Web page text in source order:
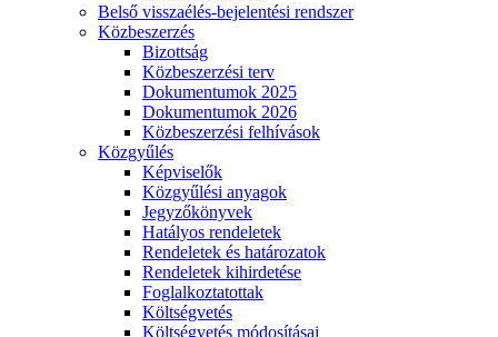
Belső visszaélés-bejelentési rendszer
Közbeszerzés
Bizottság
Közbeszerzési terv
Dokumentumok 2025
Dokumentumok 2026
Közbeszerzési felhívások
Közgyűlés
Képviselők
Közgyűlési anyagok
Jegyzőkönyvek
Hatályos rendeletek
Rendeletek és határozatok
Rendeletek kihirdetése
Foglalkoztatottak
Költségvetés
Költségvetés módosításai